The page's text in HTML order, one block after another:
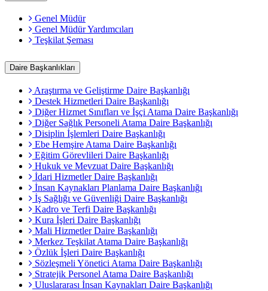
Genel Müdür
Genel Müdür Yardımcıları
Teşkilat Şeması
Daire Başkanlıkları
Araştırma ve Geliştirme Daire Başkanlığı
Destek Hizmetleri Daire Başkanlığı
Diğer Hizmet Sınıfları ve İşçi Atama Daire Başkanlığı
Diğer Sağlık Personeli Atama Daire Başkanlığı
Disiplin İşlemleri Daire Başkanlığı
Ebe Hemşire Atama Daire Başkanlığı
Eğitim Görevlileri Daire Başkanlığı
Hukuk ve Mevzuat Daire Başkanlığı
İdari Hizmetler Daire Başkanlığı
İnsan Kaynakları Planlama Daire Başkanlığı
İş Sağlığı ve Güvenliği Daire Başkanlığı
Kadro ve Terfi Daire Başkanlığı
Kura İşleri Daire Başkanlığı
Mali Hizmetler Daire Başkanlığı
Merkez Teşkilat Atama Daire Başkanlığı
Özlük İşleri Daire Başkanlığı
Sözleşmeli Yönetici Atama Daire Başkanlığı
Stratejik Personel Atama Daire Başkanlığı
Uluslararası İnsan Kaynakları Daire Başkanlığı